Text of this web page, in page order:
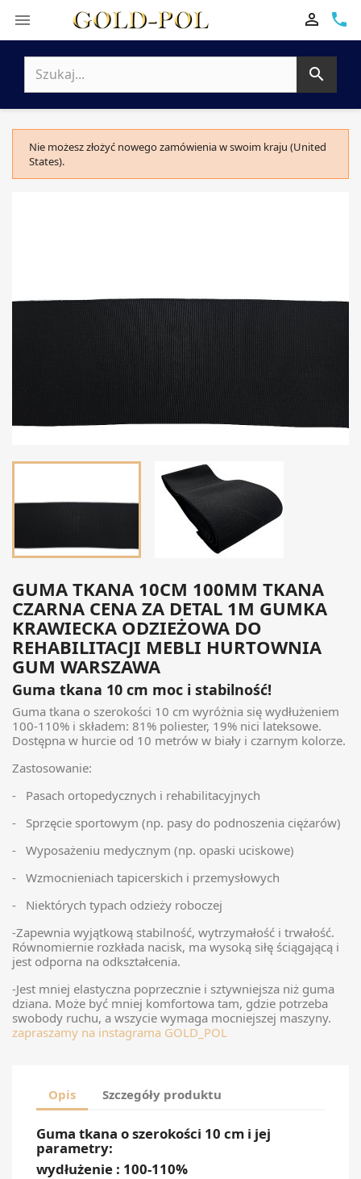
 phone


Nie możesz złożyć nowego zamówienia w swoim kraju (United
States).
GUMA TKANA 10CM 100MM TKANA
CZARNA CENA ZA DETAL 1M GUMKA
KRAWIECKA ODZIEŻOWA DO
REHABILITACJI MEBLI HURTOWNIA
GUM WARSZAWA
Guma tkana 10 cm moc i stabilność!
Guma tkana o szerokości 10 cm wyróżnia się wydłużeniem
100-110% i składem: 81% poliester, 19% nici lateksowe.
Dostępna w hurcie od 10 metrów w biały i czarnym kolorze.
Zastosowanie:
- Pasach ortopedycznych i rehabilitacyjnych
- Sprzęcie sportowym (np. pasy do podnoszenia ciężarów)
- Wyposażeniu medycznym (np. opaski uciskowe)
- Wzmocnieniach tapicerskich i przemysłowych
- Niektórych typach odzieży roboczej
-Zapewnia wyjątkową stabilność, wytrzymałość i trwałość.
Równomiernie rozkłada nacisk, ma wysoką siłę ściągającą i
jest odporna na odkształcenia.
-Jest mniej elastyczna poprzecznie i sztywniejsza niż guma
dziana. Może być mniej komfortowa tam, gdzie potrzeba
swobody ruchu, a wszycie wymaga mocniejszej maszyny.
zapraszamy na instagrama GOLD_POL
Opis Szczegóły produktu
Guma tkana o szerokości 10 cm i jej
parametry:
wydłużenie : 100-110%